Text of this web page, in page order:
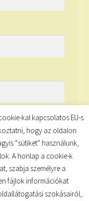
kal kapcsolatos EU-s
hogy az oldalon
“sütiket” használunk,
A honlap a cookie-k
szabja személyre a
fájlok információkat
szokásairól,